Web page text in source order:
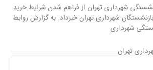
شهرداری تهران از فراهم شدن شرایط خرید
شهرداری تهران خبرداد. به گزارش روابط
شهرداری
تهران